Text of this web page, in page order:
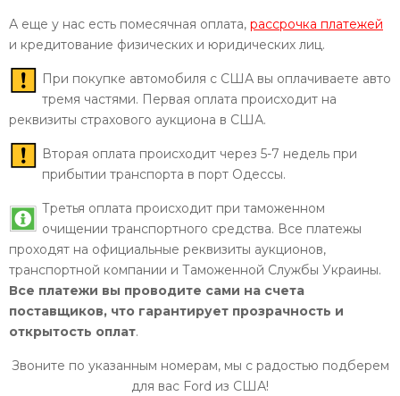
А еще у нас есть помесячная оплата, рассрочка платежей
и кредитование физических и юридических лиц.
При покупке автомобиля с США вы оплачиваете авто
тремя частями. Первая оплата происходит на
реквизиты страхового аукциона в США.
Вторая оплата происходит через 5-7 недель при
прибытии транспорта в порт Одессы.
Третья оплата происходит при таможенном
очищении транспортного средства. Все платежы
проходят на официальные реквизиты аукционов,
транспортной компании и Таможенной Службы Украины.
Все платежи вы проводите сами на счета
поставщиков, что гарантирует прозрачность и
открытость оплат.
Звоните по указанным номерам, мы с радостью подберем
для вас Ford из США!